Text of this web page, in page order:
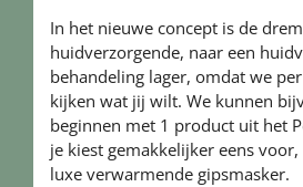
In het nieuwe concept is de
huidverzorgende, naar een
behandeling lager, omdat we
kijken wat jij wilt. We kunnen
beginnen met 1 product uit het
je kiest gemakkelijker eens
luxe verwarmende gipsmasker.